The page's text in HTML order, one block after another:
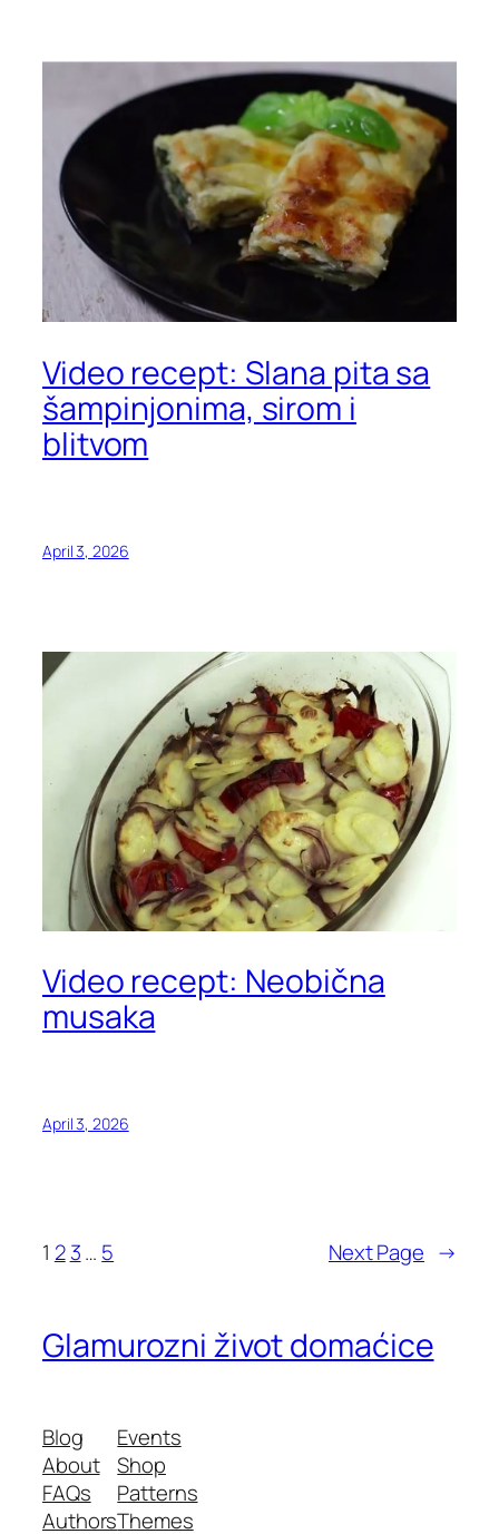
Video recept: Slana pita sa
šampinjonima, sirom i
blitvom
April 3, 2026
Video recept: Neobična
musaka
April 3, 2026
1 2 3… 5 Next Page →
Glamurozni život domaćice
Blog
About
FAQs
Authors
Events
Shop
Patterns
Themes